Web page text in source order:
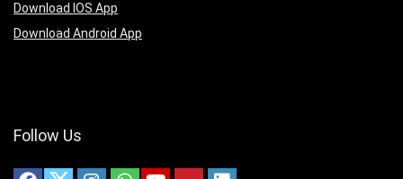
Download IOS App
Download Android App
Follow Us